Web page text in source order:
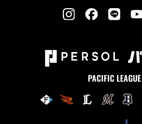
PACIFIC LEAGUE